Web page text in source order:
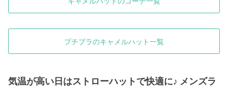
プチプラのキャメルハット一覧
気温が高い日はストローハットで快適に♪ メンズラ